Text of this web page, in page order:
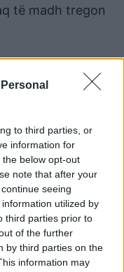
to third parties, or
information for
below opt-out
note that after your
seeing
utilized by
third parties prior to
of the further
by third parties on the
information may
të madh tregon
me het-
dominoi
Oslo